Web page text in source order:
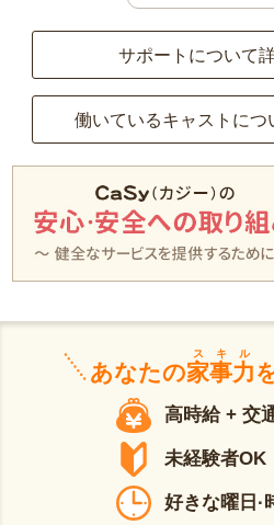
サポートについて
働いているキャストにつ
あなたの家事力
スキル
高時給 + 交
未経験者OK
好きな曜日·